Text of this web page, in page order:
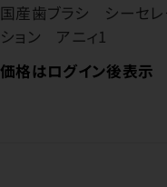
国産歯ブラシ シーセレ
ション アニィ1
価格はログイン後表示